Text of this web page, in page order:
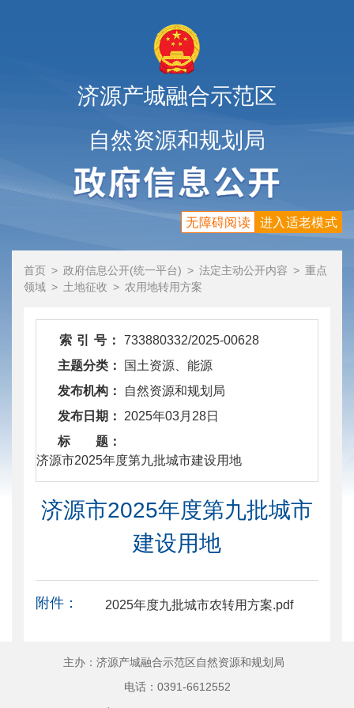
济源产城融合示范区
自然资源和规划局
进入适老模式
无障碍阅读
首页 > 政府信息公开(统一平台) > 法定主动公开内容 > 重点
领域 > 土地征收 > 农用地转用方案
索 引 号：
733880332/2025-00628
主题分类：
国土资源、能源
发布机构：
自然资源和规划局
发布日期：
2025年03月28日
标 题：
​ 济源市2025年度第九批城市建设用地
济源市2025年度第九批城市
建设用地
附件： 2025年度九批城市农转用方案.pdf
主办：济源产城融合示范区自然资源和规划局
电话：0391-6612552